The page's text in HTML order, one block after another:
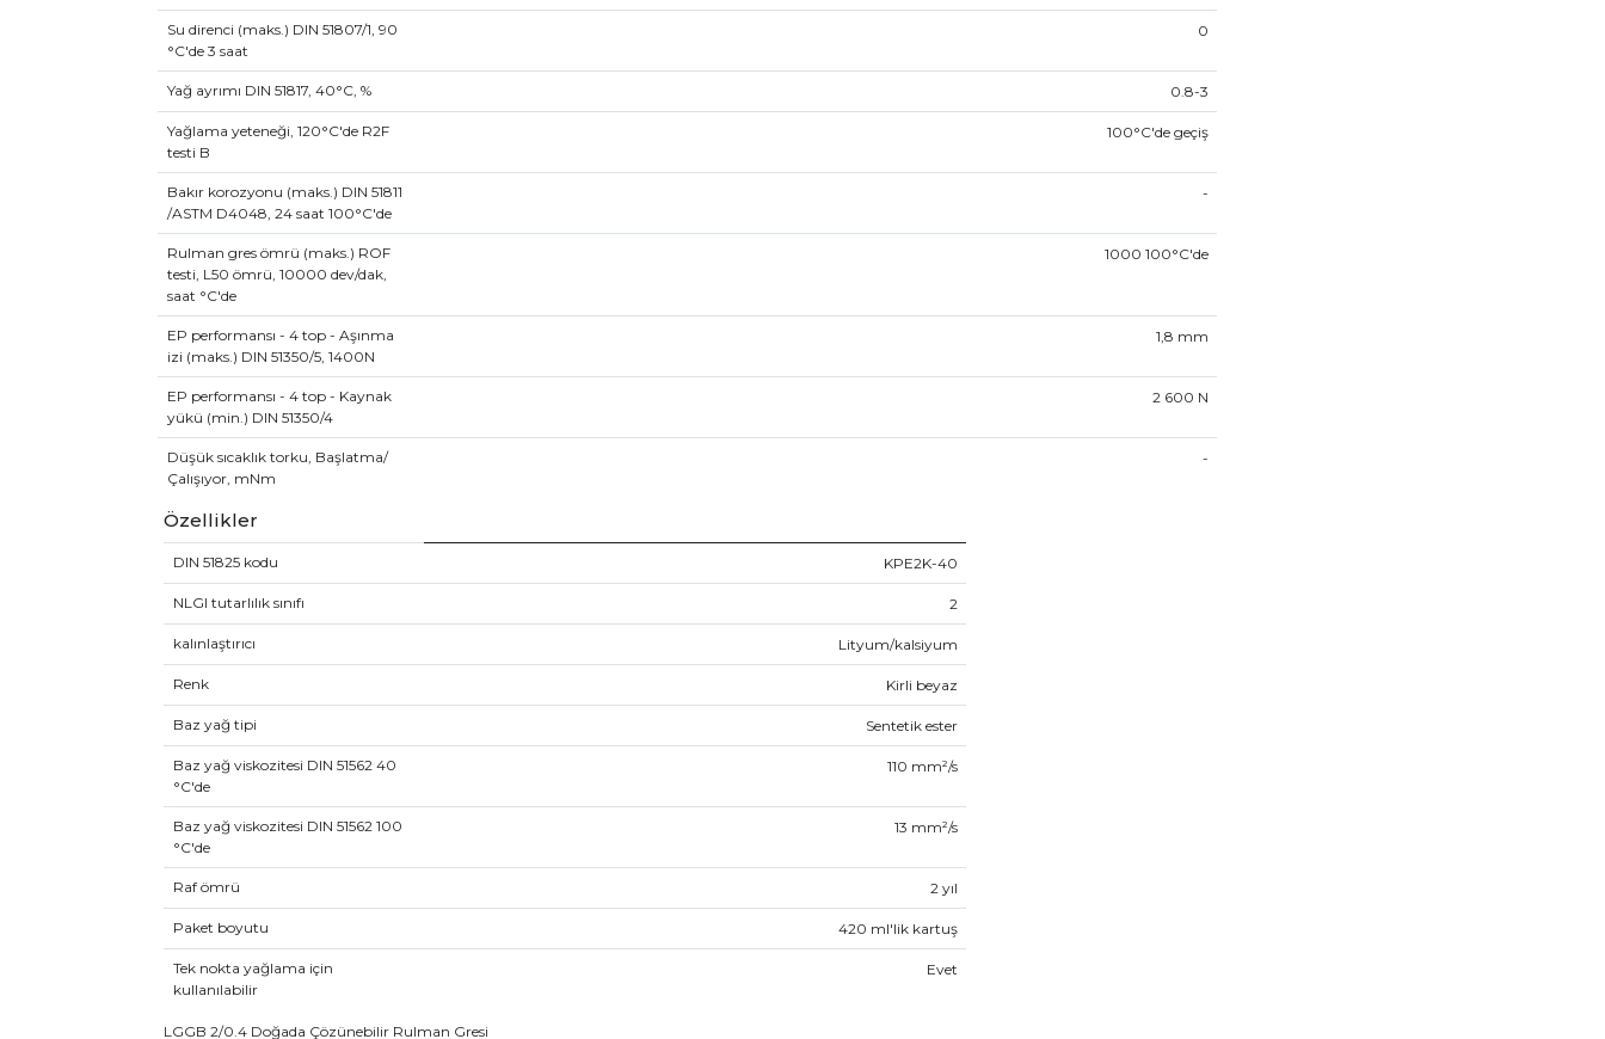
Su direnci (maks.) DIN 51807/1, 90
°C'de 3 saat
0
Yağ ayrımı DIN 51817, 40°C, % 0.8-3
Yağlama yeteneği, 120°C'de R2F
testi B
100°C'de geçiş
Bakır korozyonu (maks.) DIN 51811
/ASTM D4048, 24 saat 100°C'de
-
Rulman gres ömrü (maks.) ROF
testi, L50 ömrü, 10000 dev/dak,
saat °C'de
1000 100°C'de
EP performansı - 4 top - Aşınma
izi (maks.) DIN 51350/5, 1400N
1,8 mm
EP performansı - 4 top - Kaynak
yükü (min.) DIN 51350/4
2 600 N
Düşük sıcaklık torku, Başlatma/
Çalışıyor, mNm
-
Özellikler
DIN 51825 kodu KPE2K-40
NLGI tutarlılık sınıfı 2
kalınlaştırıcı Lityum/kalsiyum
Renk Kirli beyaz
Baz yağ tipi Sentetik ester
Baz yağ viskozitesi DIN 51562 40
°C'de
110 mm²/s
Baz yağ viskozitesi DIN 51562 100
°C'de
13 mm²/s
Raf ömrü 2 yıl
Paket boyutu 420 ml'lik kartuş
Tek nokta yağlama için
kullanılabilir
Evet
LGGB 2/0.4 Doğada Çözünebilir Rulman Gresi